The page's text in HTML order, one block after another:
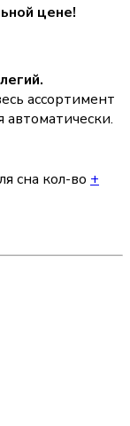
цене!
ассортимент
автоматически.
сна кол-во +